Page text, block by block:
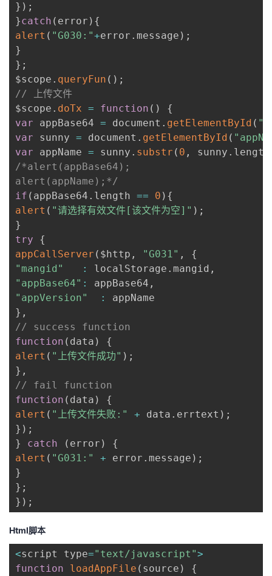
堂
我
的
课
程
我
的
认
证
我
的
实
验
我
的
收
藏
我
的
技
术
支
持
我
的
云
声
建
议
} ) ;
}catch ( error ) {
alert ( "G030:"+error . message ) ;
}
} ;
$scope . queryFun ( ) ;
// 上传文件
$scope . doTx = function ( )
{
var appBase64 = document . getElementById (
var sunny = document . getElementById (
var appName = sunny . substr ( 0 , sunny . length
/*alert(appBase64);
alert(appName);*/
if ( appBase64 . length == 0 ) {
alert ( "请选择有效文件[该文件为空]" ) ;
}
try
{
appCallServer ( $http , "G031" ,
{
"mangid"
: localStorage . mangid ,
"appBase64" : appBase64 ,
"appVersion"
:
} ,
// success function
function ( data )
{
alert ( "上传文件成功" ) ;
} ,
// fail function
function ( data )
{
alert ( "上传文件失败:" + data . errtext ) ;
} ) ;
}
catch ( error )
{
alert ( "G031:" + error . message ) ;
}
} ;
} ) ;
Html脚本
<script type="text/javascript">
function
loadAppFile ( source )
{